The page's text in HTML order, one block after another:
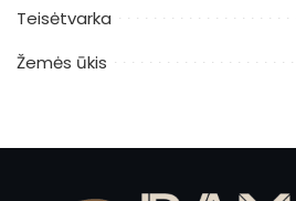
Teisėtvarka
Žemės ūkis